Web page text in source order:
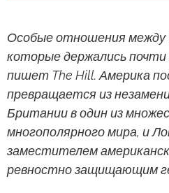
Особые отношения
которые держались
пишет The Hill. Америка
превращается из
Британии в один из
многополярного мира, и
заместителем
ревностно защищающим